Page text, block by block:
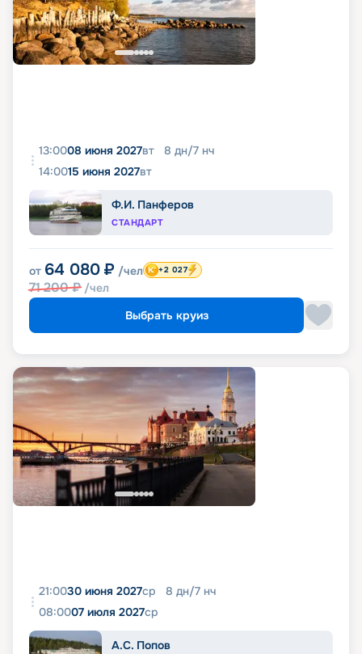
13:0008 июня 2027вт 8 дн/7 нч
14:0015 июня 2027вт
Ф.И. Панферов
СТАНДАРТ
от 64 080 ₽ /чел
71 200₽ /чел
+2 027
Выбрать круиз
21:0030 июня 2027ср 8 дн/7 нч
08:0007 июля 2027ср
А.С. Попов